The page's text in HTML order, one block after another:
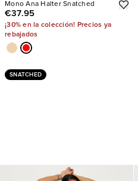
Mono Ana Halter Snatched
€37.95
¡30% en la colección! Precios ya
rebajados
SNATCHED